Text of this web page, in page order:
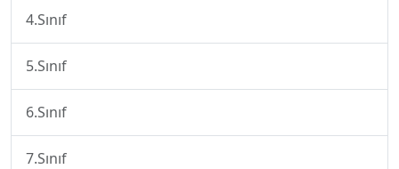
4.Sınıf
5.Sınıf
6.Sınıf
7.Sınıf